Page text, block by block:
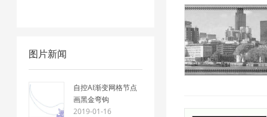
图片新闻
自控AI渐变网格节点
画黑金弯钩
2019-01-16